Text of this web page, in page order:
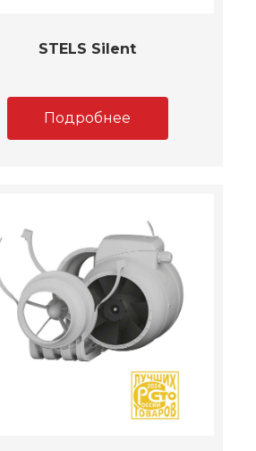
STELS Silent
Подробнее